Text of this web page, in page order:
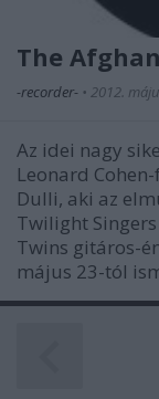
The
-recorder- • 2012.
Az idei nagy
Leonard
Dulli, aki az
Twilight
Twins gitáros-
május 23-tól